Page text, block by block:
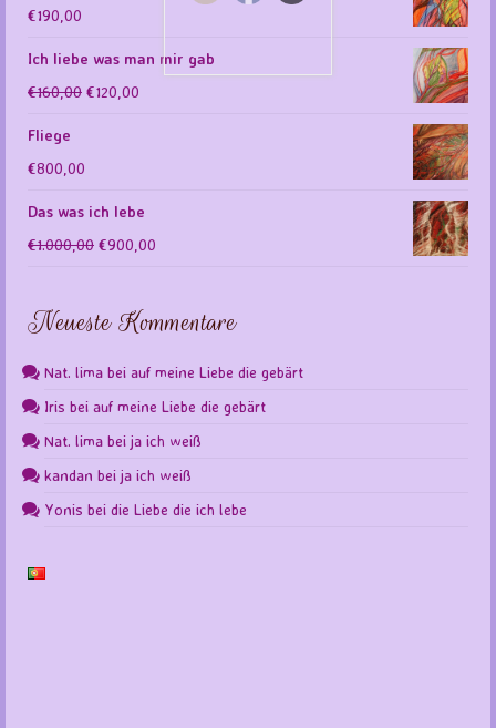
€190,00
Ich liebe was man mir gab
€160,00 Ursprünglicher
€120,00
Fliege
€800,00
Das was ich lebe
€1.000,00 Ursprünglicher
war:
€900,00
Neueste Kommentare
Nat. lima bei auf meine Liebe die gebärt
Iris bei auf meine Liebe die gebärt
Nat. lima bei ja ich weiß
kandan bei ja ich weiß
Yonis bei die Liebe die ich lebe